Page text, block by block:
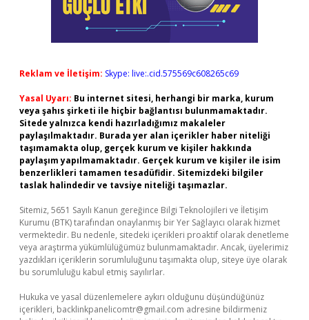
Reklam ve İletişim: Skype: live:.cid.575569c608265c69
Yasal Uyarı: Bu internet sitesi, herhangi bir marka, kurum
veya şahıs şirketi ile hiçbir bağlantısı bulunmamaktadır.
Sitede yalnızca kendi hazırladığımız makaleler
paylaşılmaktadır. Burada yer alan içerikler haber niteliği
taşımamakta olup, gerçek kurum ve kişiler hakkında
paylaşım yapılmamaktadır. Gerçek kurum ve kişiler ile isim
benzerlikleri tamamen tesadüfidir. Sitemizdeki bilgiler
taslak halindedir ve tavsiye niteliği taşımazlar.
Sitemiz, 5651 Sayılı Kanun gereğince Bilgi Teknolojileri ve İletişim
Kurumu (BTK) tarafından onaylanmış bir Yer Sağlayıcı olarak hizmet
vermektedir. Bu nedenle, sitedeki içerikleri proaktif olarak denetleme
veya araştırma yükümlülüğümüz bulunmamaktadır. Ancak, üyelerimiz
yazdıkları içeriklerin sorumluluğunu taşımakta olup, siteye üye olarak
bu sorumluluğu kabul etmiş sayılırlar.
Hukuka ve yasal düzenlemelere aykırı olduğunu düşündüğünüz
içerikleri, backlinkpanelicomtr@gmail.com adresine bildirmeniz